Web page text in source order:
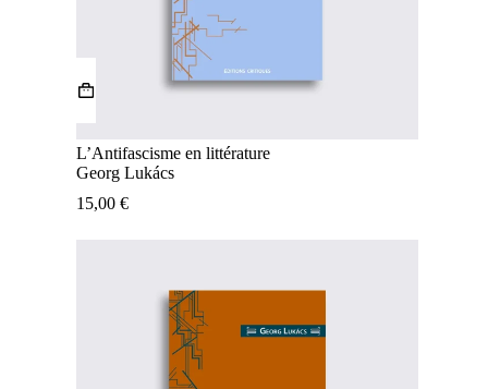
L’Antifascisme en littérature
Georg Lukács
15,00 €